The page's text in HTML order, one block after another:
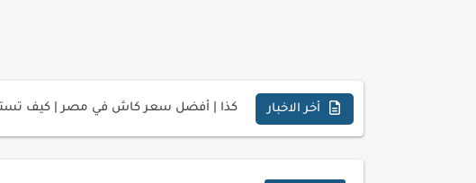
أخر الاخبار أفضل طرق الربح من التدوين للمبتدئين